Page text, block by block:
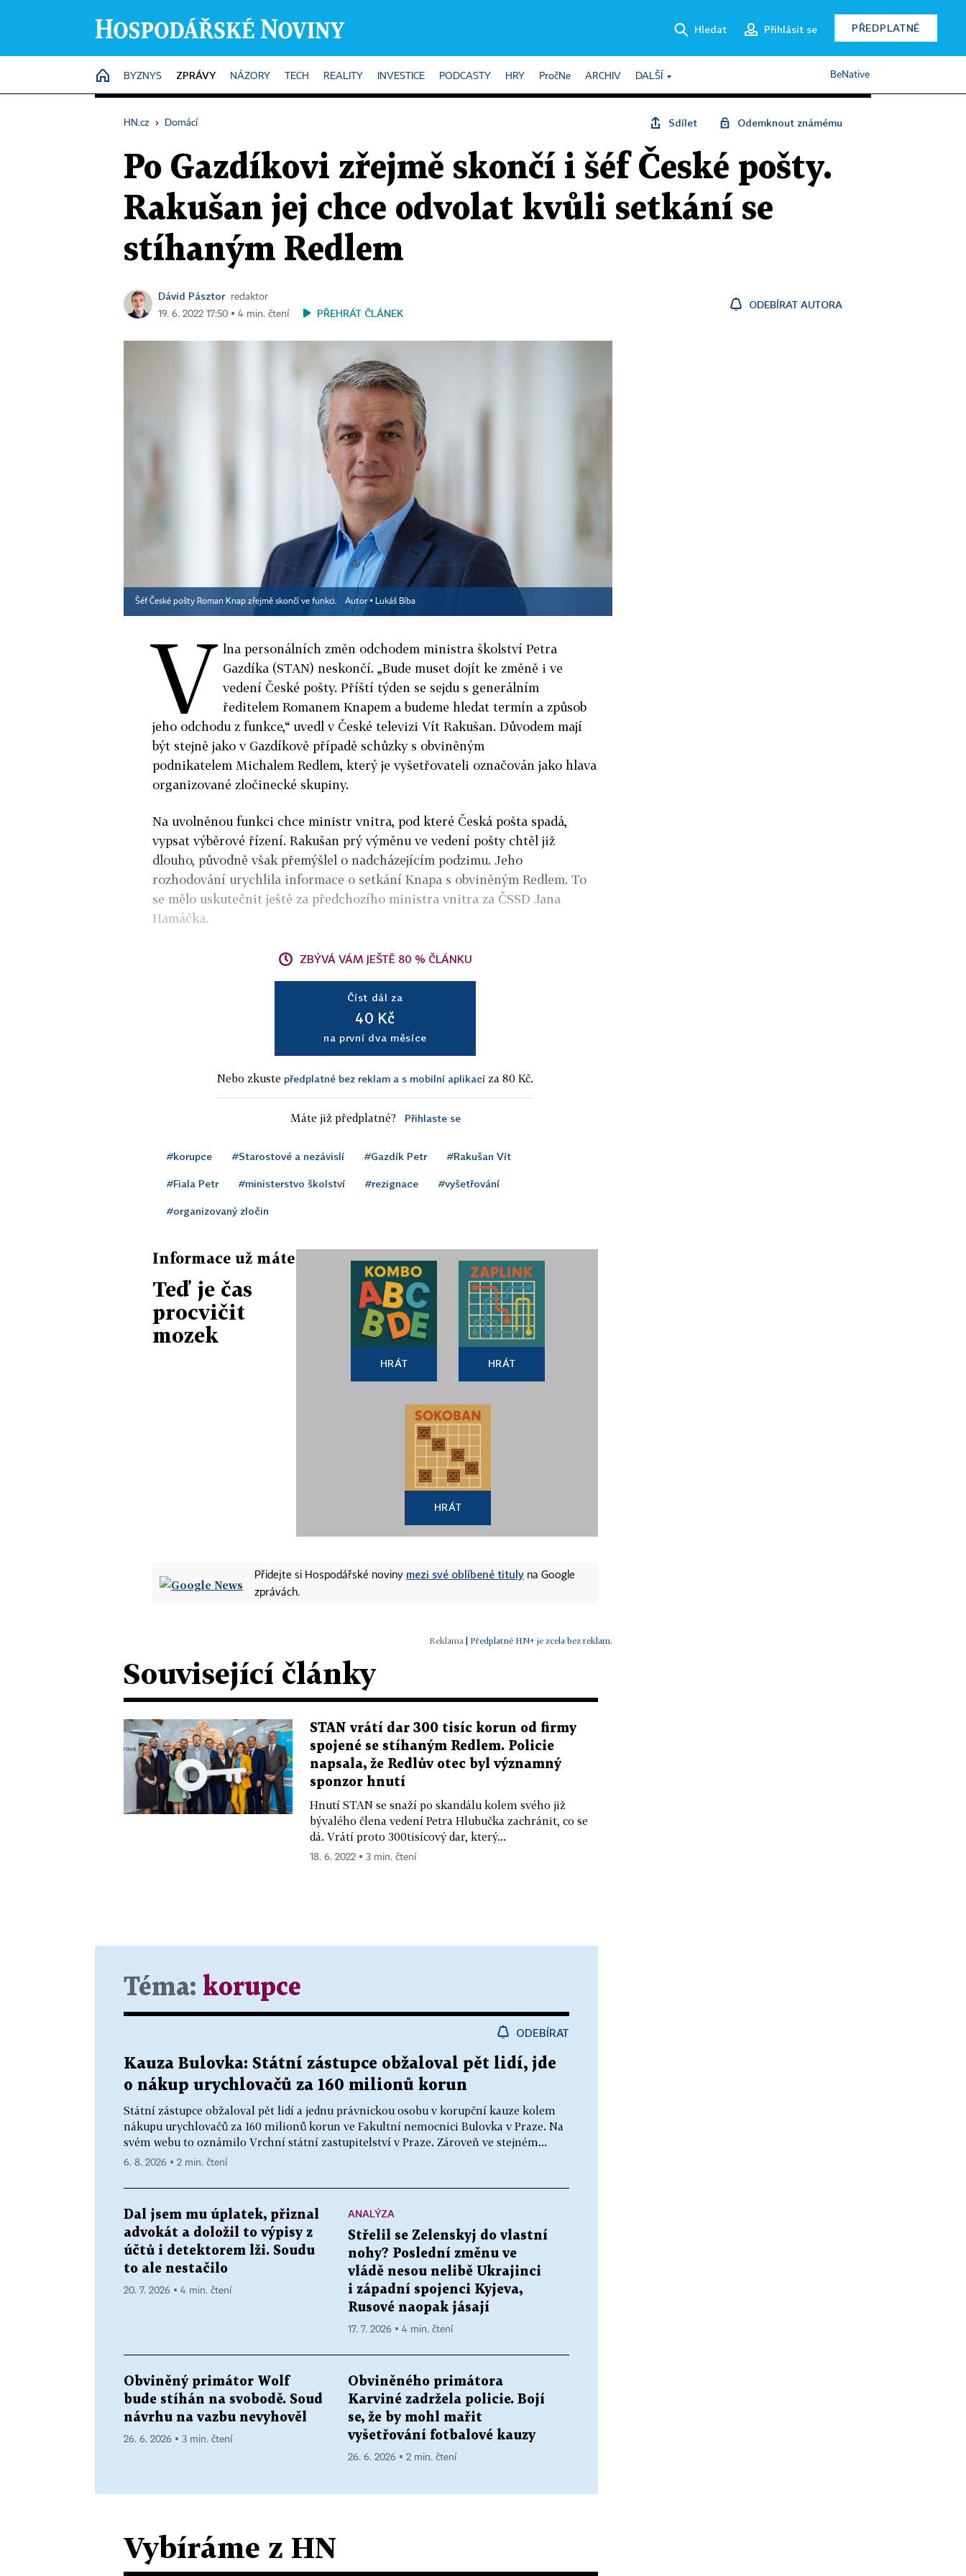
Hledat Přihlásit se PŘEDPLATNÉ
HOME
BYZNYS ZPRÁVY NÁZORY TECH REALITY INVESTICE PODCASTY HRY PročNe ARCHIV DALŠÍ BeNative
HN.cz › Domácí Sdílet Odemknout známému
Po Gazdíkovi zřejmě skončí i šéf České pošty.
Rakušan jej chce odvolat kvůli setkání se
stíhaným Redlem
Dávid Pásztor
redaktor
19. 6. 2022 17:50 ▪ 4 min. čtení
PŘEHRÁT ČLÁNEK
ODEBÍRAT AUTORA
Šéf České pošty Roman Knap zřejmě skončí ve funkci. Autor ▪ Lukáš Bíba
V lna personálních změn odchodem ministra školství Petra
Gazdíka (STAN) neskončí. „Bude muset dojít ke změně i ve
vedení České pošty. Příští týden se sejdu s generálním
ředitelem Romanem Knapem a budeme hledat termín a způsob
jeho odchodu z funkce,“ uvedl v České televizi Vít Rakušan. Důvodem mají
být stejně jako v Gazdíkově případě schůzky s obviněným
podnikatelem Michalem Redlem, který je vyšetřovateli označován jako hlava
organizované zločinecké skupiny.
Na uvolněnou funkci chce ministr vnitra, pod které Česká pošta spadá,
vypsat výběrové řízení. Rakušan prý výměnu ve vedení pošty chtěl již
dlouho, původně však přemýšlel o nadcházejícím podzimu. Jeho
rozhodování urychlila informace o setkání Knapa s obviněným Redlem. To
se mělo uskutečnit ještě za předchozího ministra vnitra za ČSSD Jana
Hamáčka.
ZBÝVÁ VÁM JEŠTĚ 80 % ČLÁNKU
Číst dál za
40 Kč
na první dva měsíce
Nebo zkuste předplatné bez reklam a s mobilní aplikací za 80 Kč.
Máte již předplatné? Přihlaste se
#korupce #Starostové a nezávislí #Gazdík Petr #Rakušan Vít
#Fiala Petr #ministerstvo školství #rezignace #vyšetřování
#organizovaný zločin
Informace už máte
Teď je čas
procvičit
mozek
HRÁT HRÁT
HRÁT
Přidejte si Hospodářské noviny mezi své oblíbené tituly na Google
zprávách.
| Předplatné HN+ je zcela bez reklam.
Související články
STAN vrátí dar 300 tisíc korun od firmy
spojené se stíhaným Redlem. Policie
napsala, že Redlův otec byl významný
sponzor hnutí
Hnutí STAN se snaží po skandálu kolem svého již
bývalého člena vedení Petra Hlubučka zachránit, co se
dá. Vrátí proto 300tisícový dar, který...
18. 6. 2022 ▪ 3 min. čtení
Téma: korupce
ODEBÍRAT
Kauza Bulovka: Státní zástupce obžaloval pět lidí, jde
o nákup urychlovačů za 160 milionů korun
Státní zástupce obžaloval pět lidí a jednu právnickou osobu v korupční kauze kolem
nákupu urychlovačů za 160 milionů korun ve Fakultní nemocnici Bulovka v Praze. Na
svém webu to oznámilo Vrchní státní zastupitelství v Praze. Zároveň ve stejném...
6. 8. 2026 ▪ 2 min. čtení
Dal jsem mu úplatek, přiznal
advokát a doložil to výpisy z
účtů i detektorem lži. Soudu
to ale nestačilo
20. 7. 2026 ▪ 4 min. čtení
ANALÝZA
Střelil se Zelenskyj do vlastní
nohy? Poslední změnu ve
vládě nesou nelibě Ukrajinci
i západní spojenci Kyjeva,
Rusové naopak jásají
17. 7. 2026 ▪ 4 min. čtení
Obviněný primátor Wolf
bude stíhán na svobodě. Soud
návrhu na vazbu nevyhověl
26. 6. 2026 ▪ 3 min. čtení
Obviněného primátora
Karviné zadržela policie. Bojí
se, že by mohl mařit
vyšetřování fotbalové kauzy
26. 6. 2026 ▪ 2 min. čtení
Vybíráme z HN